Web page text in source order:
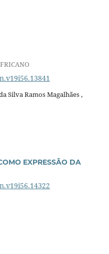
Silva Ramos Magalhães ,
EXPRESSÃO DA